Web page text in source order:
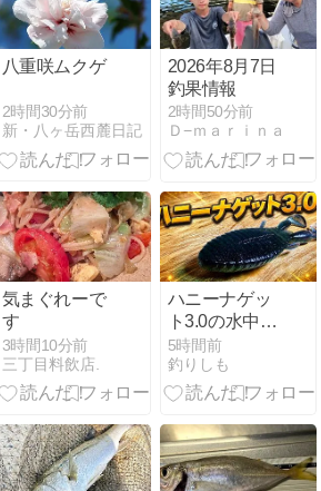
しめる無料キ
ャンプ場
八重咲ムクゲ
2時間30分前
新・八ヶ岳西麓日記
2026年8月7日
釣果情報
2時間50分前
Ｄ−ｍａｒｉｎａ
気まぐれーで
す
3時間10分前
三丁目料飲店.
ハニーナゲッ
ト3.0の水中映
像や重さなど
5時間前
釣りしも